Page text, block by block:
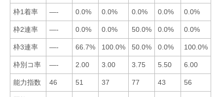
枠1着率 —- 0.0% 0.0% 0.0% 0.0% 0.0%
枠2連率 —- 0.0% 0.0% 50.0% 0.0% 0.0%
枠3連率 —- 66.7% 100.0% 50.0% 0.0% 100.0%
枠別コ率 —- 2.00 3.00 3.75 5.50 6.00
能力指数 46 51 37 77 43 56